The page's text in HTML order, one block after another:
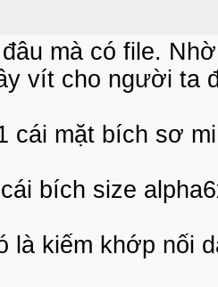
mà có file.
vít cho người ta
cái mặt bích sơ
bích size
là kiếm khớp nối